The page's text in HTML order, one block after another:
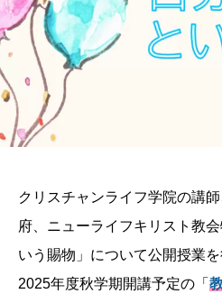
クリスチャンライフ学院の講
府、ニューライフキリスト教
いう賜物」について公開授業
2025年度秋学期開講予定の「